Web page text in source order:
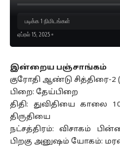
ஏப்ரல் 15, 2025
படிக்க 1 நிமிடங்கள்
இன்றைய பஞ்சாங்கம்
குரோதி ஆண்டு சித்திரை-
பிறை: தேய்பிறை
திதி: துவிதியை காலை
திருதியை
நட்சத்திரம்: விசாகம்
பிறகு அனுஷம் யோகம்: